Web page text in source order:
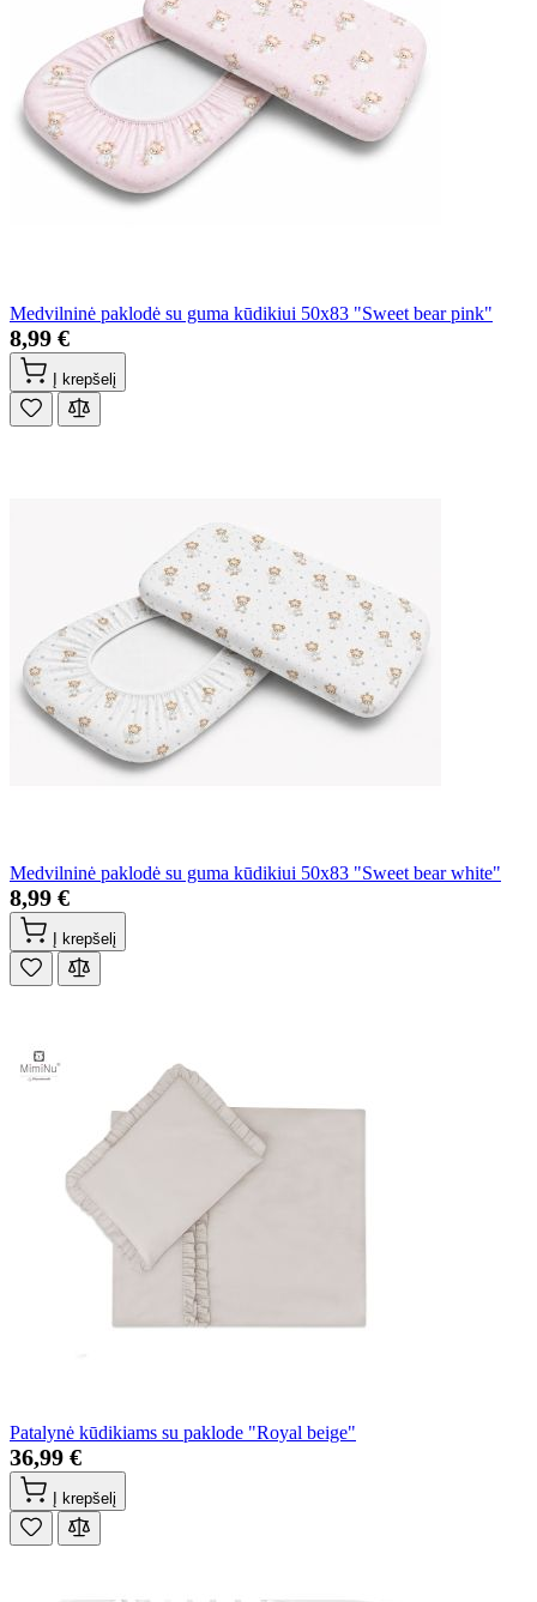
Medvilninė paklodė su guma kūdikiui 50x83 "Sweet bear pink"
8,99 €
Į krepšelį
Medvilninė paklodė su guma kūdikiui 50x83 "Sweet bear white"
8,99 €
Į krepšelį
Patalynė kūdikiams su paklode "Royal beige"
36,99 €
Į krepšelį